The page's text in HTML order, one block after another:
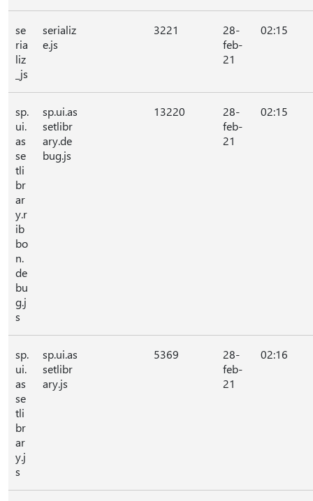
se
ria
liz
_js
serializ
e.js
3221
28-
feb-
21
02:15
sp.
ui.
as
se
tli
br
ar
y.r
ib
bo
n.
de
bu
g.j
s
sp.ui.as
setlibr
ary.de
bug.js
13220
28-
feb-
21
02:15
sp.
ui.
as
se
tli
br
ar
y.j
s
sp.ui.as
setlibr
ary.js
5369
28-
feb-
21
02:16